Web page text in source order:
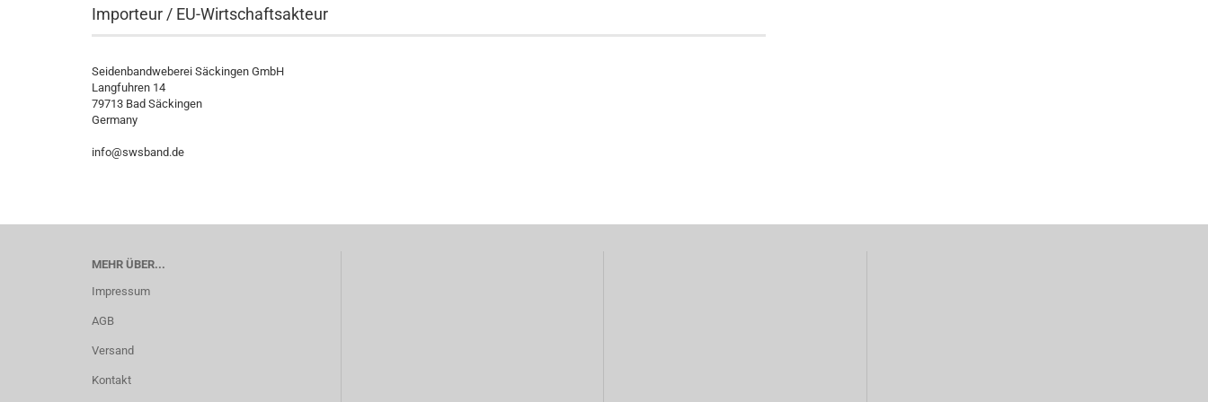
Importeur / EU-Wirtschaftsakteur
Seidenbandweberei Säckingen GmbH
Langfuhren 14
79713 Bad Säckingen
Germany
info@swsband.de
MEHR ÜBER...
Impressum
AGB
Versand
Kontakt